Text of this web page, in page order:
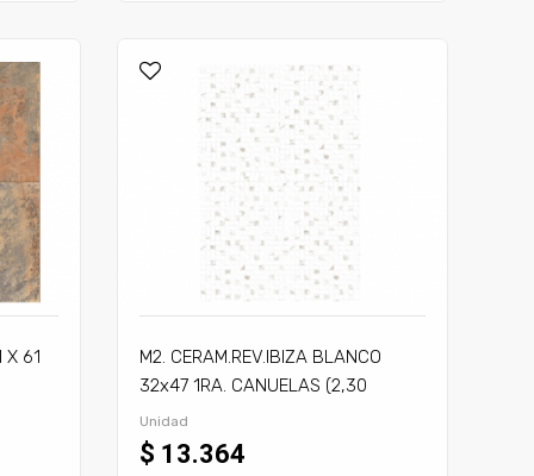
X 61
M2. CERAM.REV.IBIZA BLANCO
32x47 1RA. CANUELAS (2,30
P:110,4)
Unidad
$ 13.364